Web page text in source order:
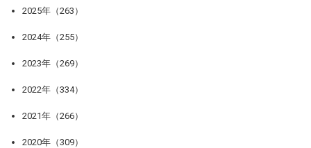
2025年（263）
2024年（255）
2023年（269）
2022年（334）
2021年（266）
2020年（309）